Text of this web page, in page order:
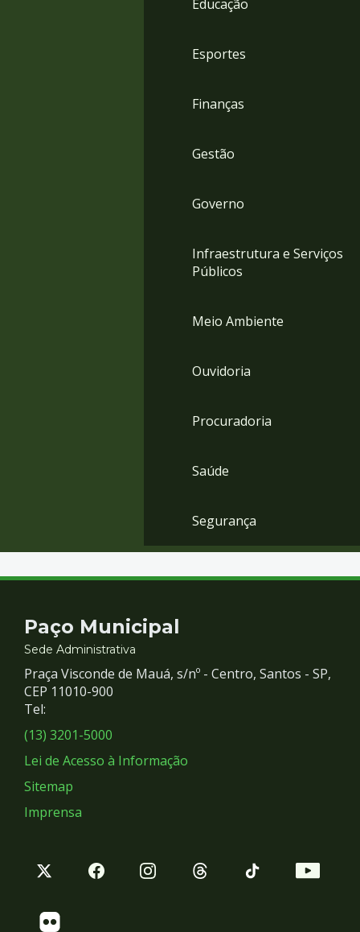
Educação
Esportes
Finanças
Gestão
Governo
Infraestrutura e Serviços
Públicos
Meio Ambiente
Ouvidoria
Procuradoria
Saúde
Segurança
Contato
e
Redes
Sociais
Paço Municipal
Sede Administrativa
Praça Visconde de Mauá, s/nº - Centro, Santos - SP,
CEP 11010-900
Tel:
(13) 3201-5000
Lei de Acesso à Informação
Sitemap
Imprensa